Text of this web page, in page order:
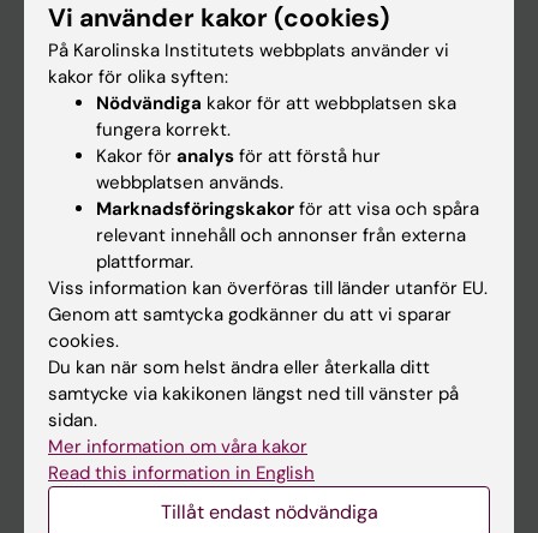
Nyheter
Kalender
Canvas
Studentmejlen
Kurs- och programwebbar
Student på KI
Medarbetare
Medarbetarportalen
Vi använder kakor (cookies)
På Karolinska Institutets webbplats använder vi
kakor för olika syften:
Nödvändiga kakor för att webbplatsen ska
fungera korrekt.
Kakor för analys för att förstå hur
webbplatsen används.
Marknadsföringskakor för att visa och spåra
relevant innehåll och annonser från externa
plattformar.
Viss information kan överföras till länder utanför EU.
Genom att samtycka godkänner du att vi sparar
cookies.
Du kan när som helst ändra eller återkalla ditt
samtycke via kakikonen längst ned till vänster på
sidan.
Mer information om våra kakor
Read this information in English
Tillåt endast nödvändiga